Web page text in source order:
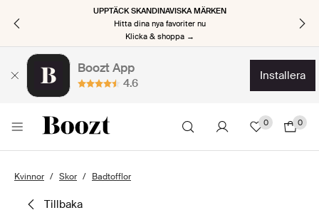
UPPTÄCK SKANDINAVISKA MÄRKEN
Hitta dina nya favoriter nu
Klicka & shoppa →
Boozt App
4.6
installera
0 0
Kvinnor Skor Badtofflor
tillbaka